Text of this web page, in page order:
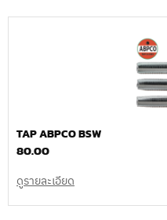
TAP ABPCO BSW
80.00
ดูรายละเอียด